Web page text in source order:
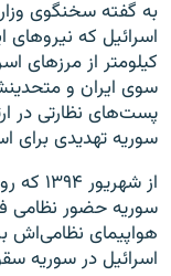
به گفته سخنگوی
کیلومتر از مرزهای
سوی ایران و
پست‌های نظارتی در
سوریه تهدیدی برای
از
سوریه حضور نظامی
هواپیمای نظامی‌اش
اسرائیل در سوریه